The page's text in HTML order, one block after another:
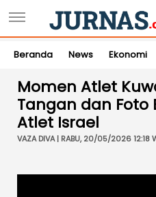
Beranda News Ekonomi
Momen Atlet
Tangan dan
Atlet Israel
VAZA DIVA | RABU, 20/05/2026 12:18